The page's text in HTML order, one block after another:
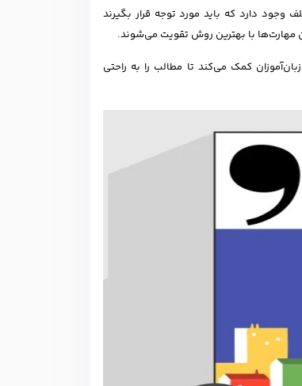
وجود دارد که باید مورد توجه قرار بگیرند
مهارت‌ها با بهترین روش تقویت می‌شوند.
کمک می‌کند تا مطالب را به راحتی